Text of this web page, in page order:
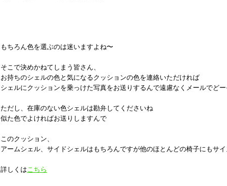
もちろん色を選ぶのは迷いますよね〜
そこで決めかねてしまう皆さん、
お持ちのシェルの色と気になるクッションの色を連絡いただければ
シェルにクッションを乗っけた写真をお送りするんで遠慮なくメールでどー
ただし、在庫のない色シェルは勘弁してくださいね
似た色でよければお送りしますんで
このクッション、
アームシェル、サイドシェルはもちろんですが他のほとんどの椅子にもサ
詳しくはこちら